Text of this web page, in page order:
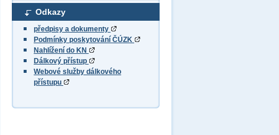
Odkazy
předpisy a dokumenty
Podmínky poskytování ČÚZK
Nahlížení do KN
Dálkový přístup
Webové služby dálkového
přístupu